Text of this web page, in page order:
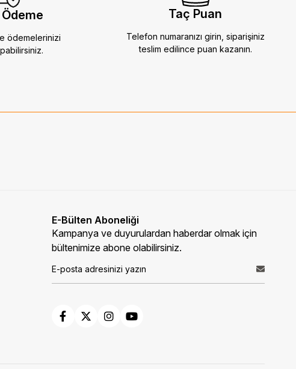
ödemelerinizi
Taç Puan
Telefon numaranızı girin, siparişiniz
teslim edilince puan kazanın.
E-Bülten Aboneliği
Kampanya ve duyurulardan haberdar olmak için
bültenimize abone olabilirsiniz.